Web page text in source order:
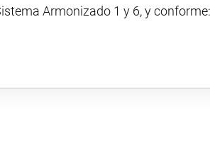
Armonizado 1 y 6, y conforme: